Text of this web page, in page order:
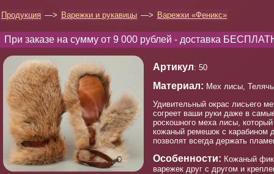
Продукция —> Варежки и рукавицы —> Варежки «Феникс»
При заказе на сумму от 9 000 рублей - доставка
Артикул: 50
Материал: Мех лисы,
Удивительный окрас лисьего
согреет ваши руки даже в
роскошного меха лисы,
кожаный ремешок с карабином
позволят всегда держать
Особенности: Кожаный
варежек друг с другом и